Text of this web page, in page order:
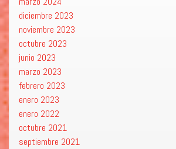
diciembre 2023
noviembre 2023
octubre 2023
junio 2023
marzo 2023
febrero 2023
enero 2023
enero 2022
octubre 2021
septiembre 2021